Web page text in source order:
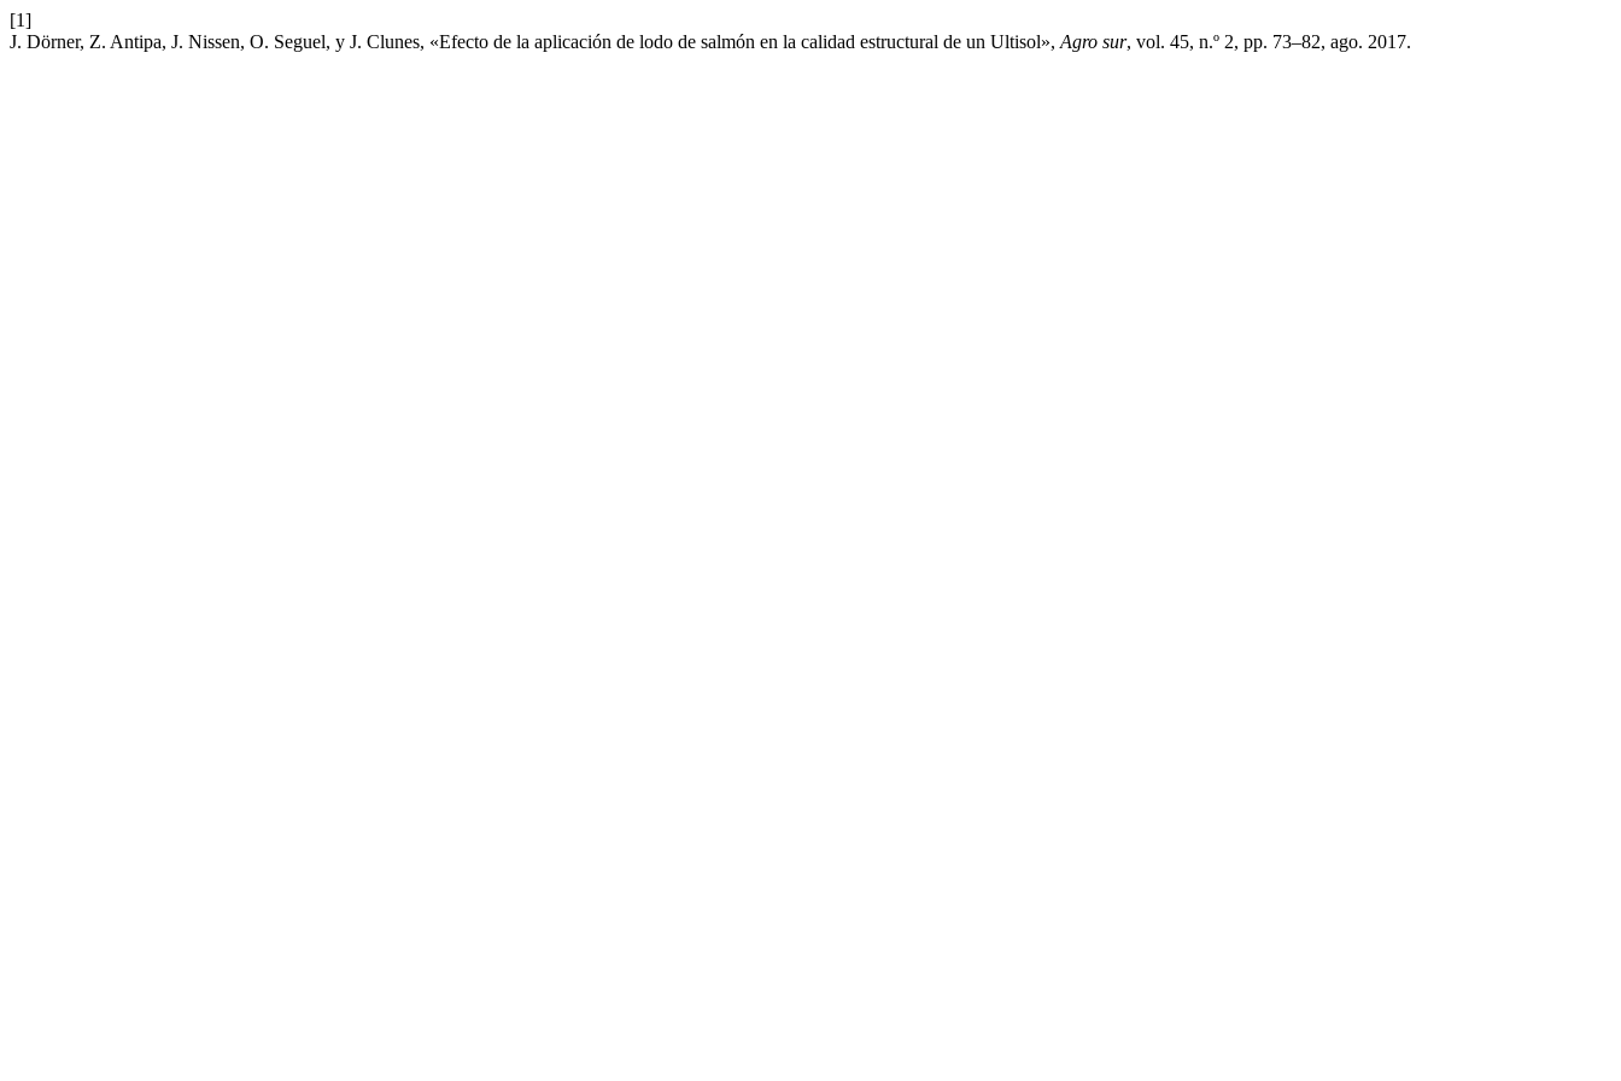
[1]
J. Dörner, Z. Antipa, J. Nissen, O. Seguel, y J. Clunes, «Efecto de la aplicación de lodo de salmón en la calidad estructural de un Ultisol», Agro sur, vol. 45, n.º 2, pp. 73–82, ago. 2017.